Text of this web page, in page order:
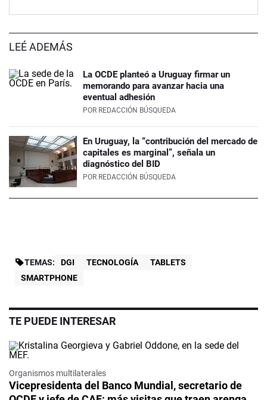
LEÉ ADEMÁS
La OCDE planteó a Uruguay firmar un
memorando para avanzar hacia una
eventual adhesión
POR REDACCIÓN BÚSQUEDA
En Uruguay, la “contribución del mercado de
capitales es marginal”, señala un
diagnóstico del BID
POR REDACCIÓN BÚSQUEDA
TEMAS: DGI TECNOLOGÍA
TABLETS
SMARTPHONE
TE PUEDE INTERESAR
Organismos multilaterales
Vicepresidenta del Banco Mundial, secretario de